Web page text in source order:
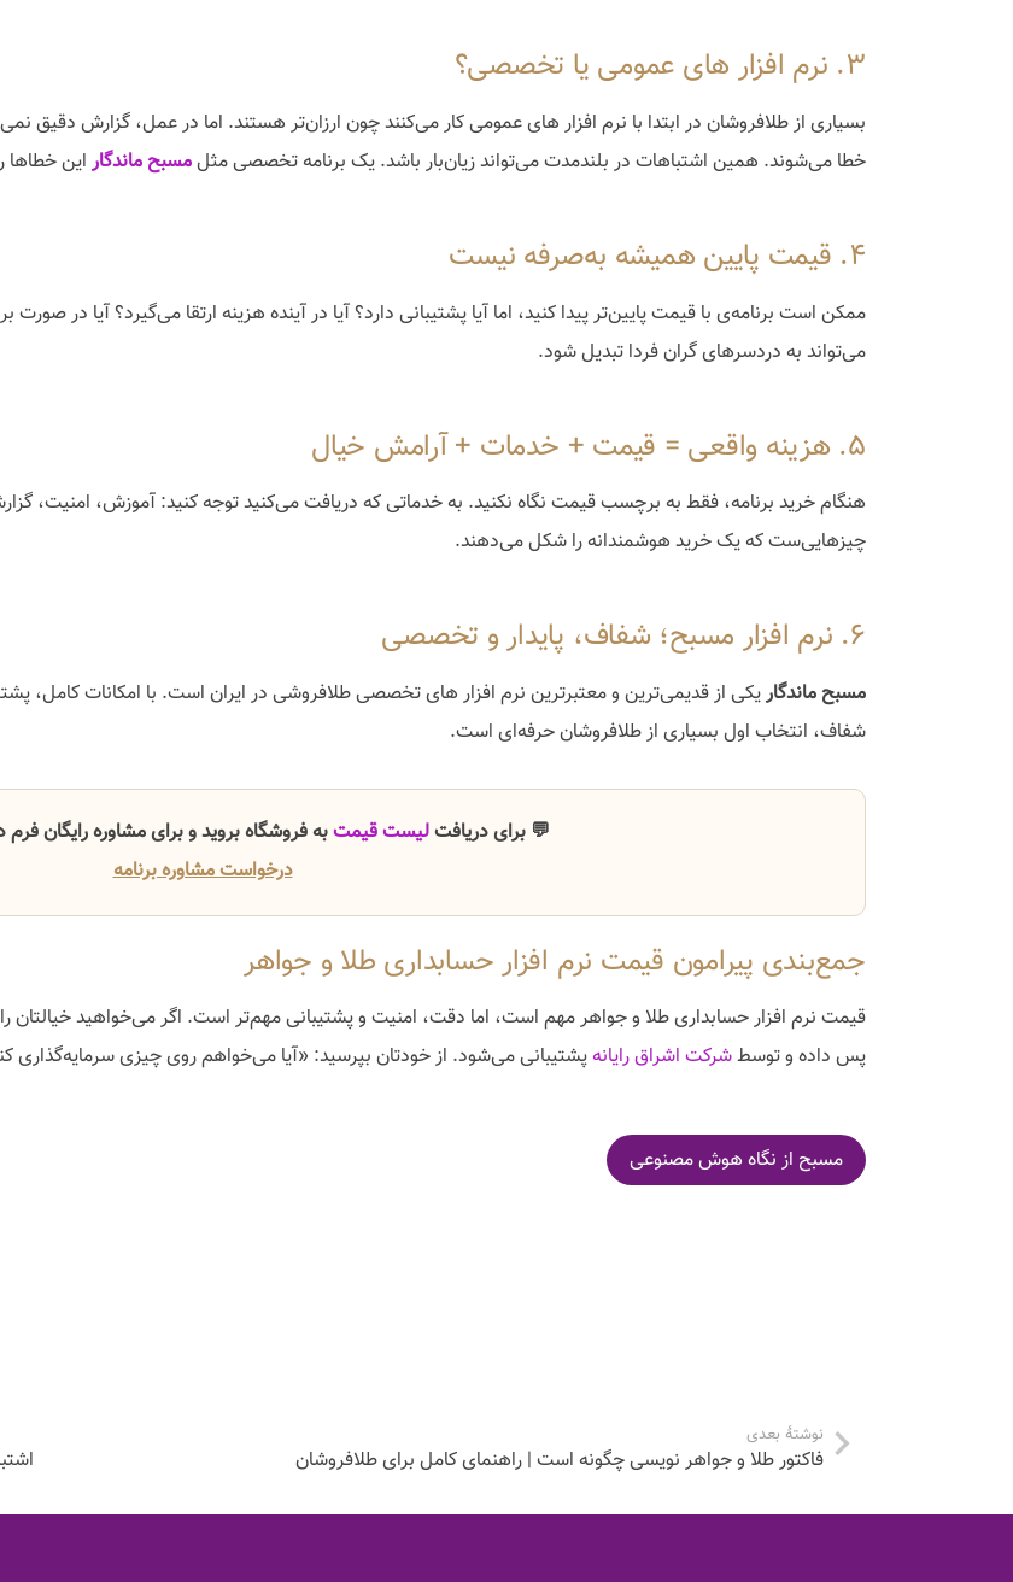
۳. نرم افزار های عمومی یا تخصصی؟
بسیاری از طلافروشان در ابتدا با نرم افزار های عمومی کار می‌کنند چون ارزان‌تر هستند. اما در عمل، گزارش دقیق
خطا می‌شوند. همین اشتباهات در بلندمدت می‌تواند زیان‌بار باشد. یک برنامه تخصصی مثلمسبح ماندگار این خطاها
۴. قیمت پایین همیشه به‌صرفه نیست
ممکن است برنامه‌ی با قیمت پایین‌تر پیدا کنید، اما آیا پشتیبانی دارد؟ آیا در آینده هزینه ارتقا می‌گیرد؟ آیا در
می‌تواند به دردسرهای گران فردا تبدیل شود.
۵. هزینه واقعی = قیمت + خدمات + آرامش خیال
هنگام خرید برنامه، فقط به برچسب قیمت نگاه نکنید. به خدماتی که دریافت می‌کنید توجه کنید: آموزش، امنیت،
چیزهایی‌ست که یک خرید هوشمندانه را شکل می‌دهند.
۶. نرم افزار مسبح؛ شفاف، پایدار و تخصصی
مسبح ماندگاریکی از قدیمی‌ترین و معتبرترین نرم افزار های تخصصی طلافروشی در ایران است. با امکانات کامل،
شفاف، انتخاب اول بسیاری از طلافروشان حرفه‌ای است.
💬 برای دریافتلیست قیمتبه فروشگاه بروید و برای مشاوره رایگان
درخواست مشاوره برنامه
جمع‌بندی پیرامون قیمت نرم افزار حسابداری طلا و جواهر
قیمت نرم افزار حسابداری طلا و جواهر مهم است، اما دقت، امنیت و پشتیبانی مهم‌تر است. اگر می‌خواهید خیالتان
پس داده و توسطشرکت اشراق رایانهپشتیبانی می‌شود. از خودتان بپرسید: «آیا می‌خواهم روی چیزی سرمایه‌گذاری
مسبح از نگاه هوش مصنوعی
نوشتهٔ بعدی
فاکتور طلا و جواهر نویسی چگونه است | راهنمای کامل برای طلافروشان